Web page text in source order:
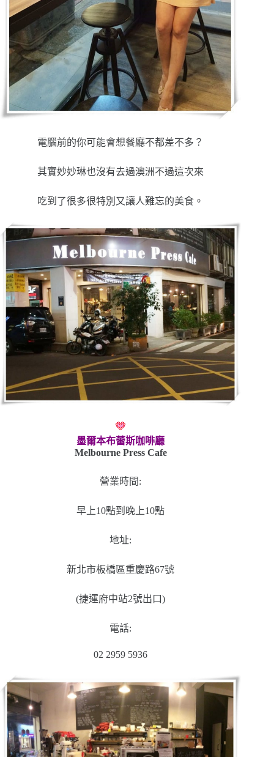
電腦前的你可能會想餐廳不都差不多？
其實妙妙琳也沒有去過澳洲不過這次來
吃到了很多很特別又讓人難忘的美食。
墨爾本布蕾斯咖啡廳
Melbourne Press Cafe
營業時間:
早上10點到晚上10點
地址:
新北市板橋區重慶路67號
(捷運府中站2號出口)
電話:
02 2959 5936